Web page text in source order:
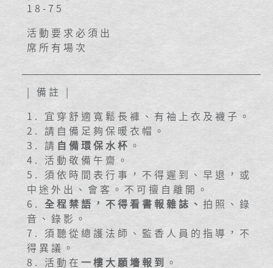
18-75
活動要求必須出
席所有場次
| 備註 |
1. 宜穿舒適寬鬆長褲、有袖上衣及襪子。
2. 請自備足夠保暖衣帽。
3.請 自備環保水杯 。
4
活動敬備午齋
。
5. 須依時間表行事，不得遲到、早退，或
中途外出、會客。不可擅自離開。
6. 全程禁語，不得看書報雜誌、拍照、錄
音、錄影 。
7. 須聽從總護法師、監香人員的指導，不
得異議。
8
活動在一樓大願墻報到
。